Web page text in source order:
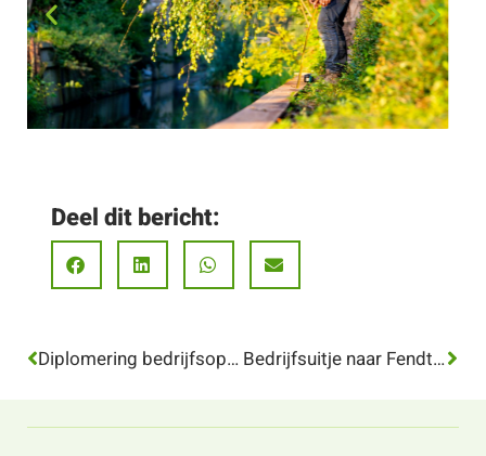
Deel dit bericht:
Diplomering bedrijfsopleiding Vakman Grond-, Weg- en Waterbouw Bedrijfsuitje naar Fendt-fabriek in Zuid-Duitsland